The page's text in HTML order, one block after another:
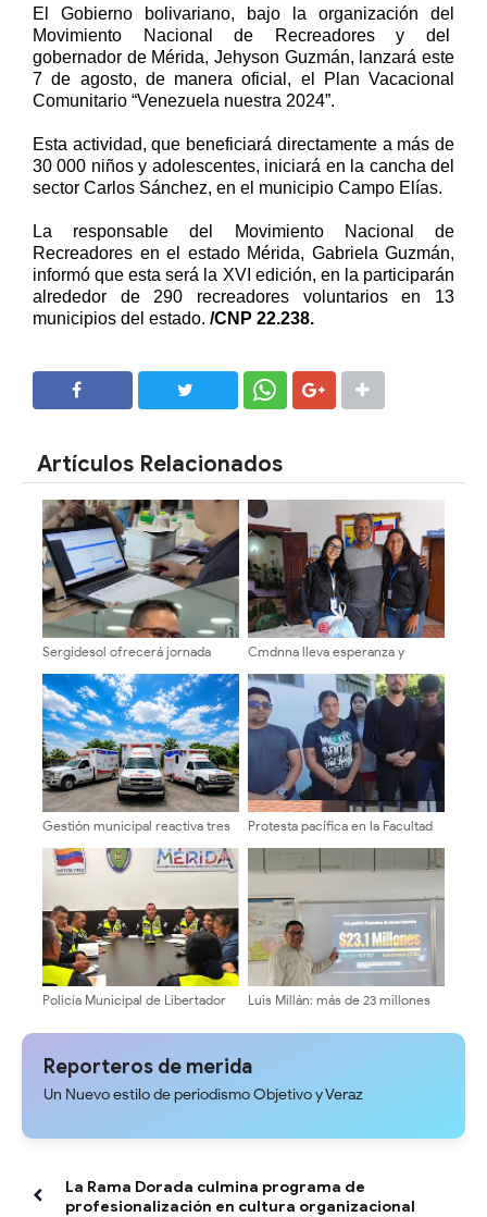
El Gobierno bolivariano, bajo la organización del
Movimiento Nacional de Recreadores y del
gobernador de Mérida, Jehyson Guzmán, lanzará este
7 de agosto, de manera oficial, el Plan Vacacional
Comunitario “Venezuela nuestra 2024”.
Esta actividad, que beneficiará directamente a más de
30 000 niños y adolescentes, iniciará en la cancha del
sector Carlos Sánchez, en el municipio Campo Elías.
La responsable del Movimiento Nacional de
Recreadores en el estado Mérida, Gabriela Guzmán,
informó que esta será la XVI edición, en la participarán
alrededor de 290 recreadores voluntarios en 13
municipios del estado. /CNP 22.238.
Artículos Relacionados
Sergidesol ofrecerá jornada
En el pago del servicio de aseo
urbano en la Plaza Belén
Cmdnna lleva esperanza y
Mérida
Gestión municipal reactiva tres
atención médica y traslados en
Sucre del Zulia
Protesta pacífica en la Facultad
Policía Municipal de Libertador
2026» en Mérida
Luis Millán: más de 23 millones
sumida entre oscuridad y
Reporteros de merida
Un Nuevo estilo de periodismo Objetivo y Veraz
La Rama Dorada culmina programa de
profesionalización en cultura organizacional